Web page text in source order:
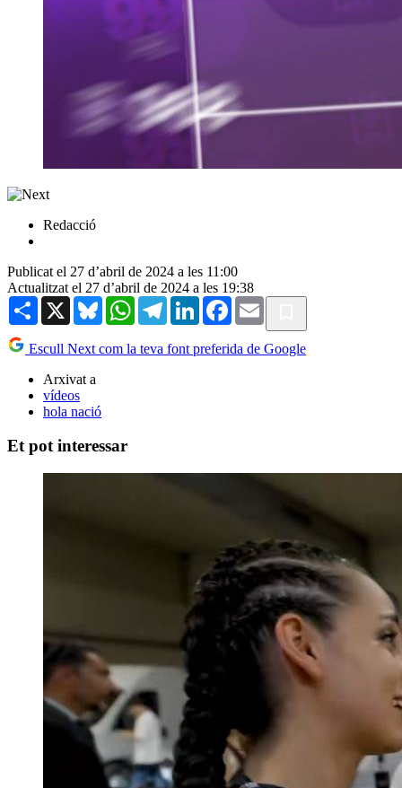
Redacció
Publicat el 27 d’abril de 2024 a les 11:00
Actualitzat el 27 d’abril de 2024 a les 19:38
Share X BlueskyWhatsAppTelegramLinkedInFacebook
Email
Escull Next com la teva font preferida de Google
Arxivat a
vídeos
hola nació
Et pot interessar